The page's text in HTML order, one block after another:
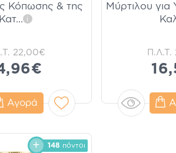
Κόπωσης & της
Κατ... i
22,00€
Αγορά
Μύρτιλου για
Π.Λ.Τ.
148 πόντοι